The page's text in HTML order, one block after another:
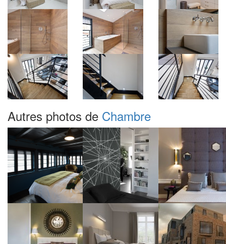
Autres photos de Chambre